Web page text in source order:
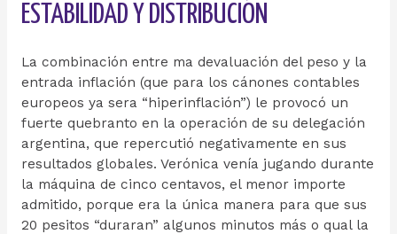
ESTABILIDAD Y DISTRIBUCIÓN
La combinación entre ma devaluación del peso y la
entrada inflación (que para los cánones contables
europeos ya sera “hiperinflación”) le provocó un
fuerte quebranto en la operación de su delegación
argentina, que repercutió negativamente en sus
resultados globales. Verónica venía jugando durante
la máquina de cinco centavos, el menor importe
admitido, porque era la única manera para que sus
20 pesitos “duraran” algunos minutos más o qual la